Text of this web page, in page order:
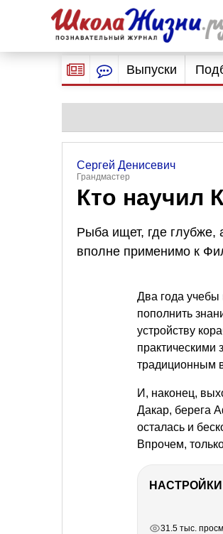
Выпуски
Сергей Денисевич
Грандмастер
Кто научил
Рыба ищет, где глубже,
вполне применимо к
Два года
пополнить
устройству
практическими
традиционным
И, наконец,
Дакар, берега
осталась и
Впрочем,
31.5 тыс.